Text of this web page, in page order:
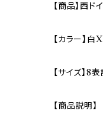
【商品】西
【カラー】白
【サイズ】8
【商品説明】